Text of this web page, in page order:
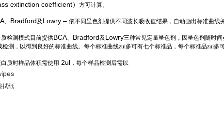
extinction coefficient） 方可计算。
、 Bradford及 Lowry – 依不同呈色剂提供不同波长吸收值结果，自动画出标准曲线
检测模式目前提供BCA、 Bradford及 Lowry三种常见定量呈色剂，因呈色剂随时
检测，以得到良好的标准曲线。每个标准曲线zui多可有七个标准品，每个标准品zui多
质时样品体积需使用 2ul ，每个样品检测后需以
拭纸